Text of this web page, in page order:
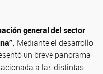
general del sector
Mediante el desarrollo
un breve panorama
a las distintas